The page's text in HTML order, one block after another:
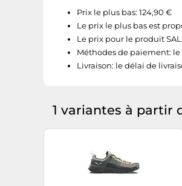
Prix le plus bas: 124,90 €
Le prix le plus bas est
Le prix pour le produit
Méthodes de paiement:
Livraison: le délai de
1 variantes à partir